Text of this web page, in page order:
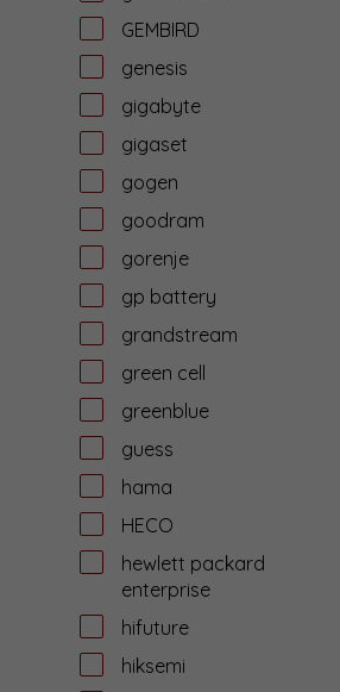
GEMBIRD
genesis
gigabyte
gigaset
gogen
goodram
gorenje
gp battery
grandstream
green cell
greenblue
guess
hama
HECO
hewlett packard
enterprise
hifuture
hiksemi